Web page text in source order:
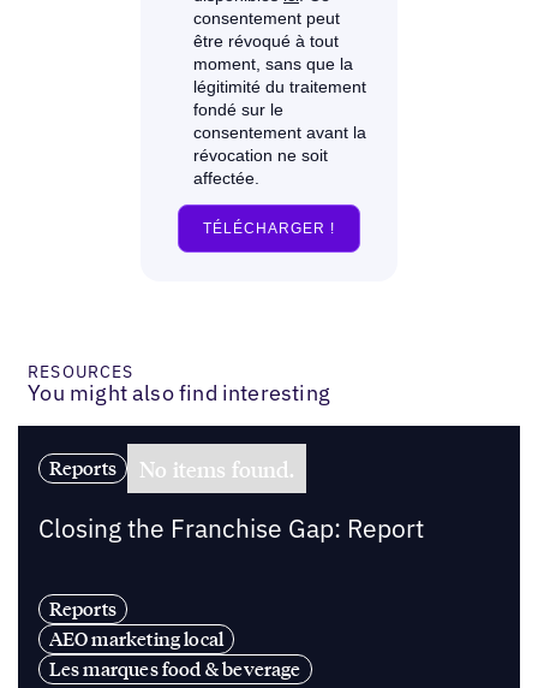
RESOURCES
You might also find interesting
Reports No items found.
Closing the Franchise Gap: Report
Reports
AEO marketing local
Les marques food & beverage